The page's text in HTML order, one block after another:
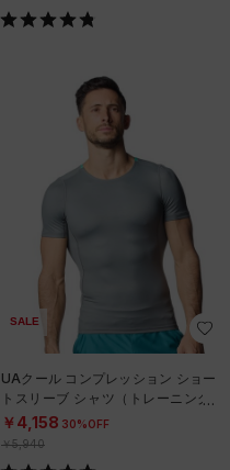
SALE
UAクール コンプレッション ショー
トスリーブ シャツ（トレーニング/
MEN）
￥4,158 30%OFF
￥5,940